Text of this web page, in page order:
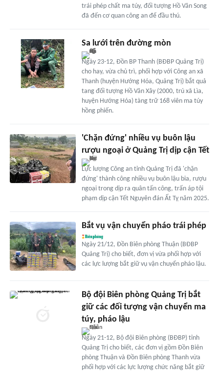
trái phép chất ma túy, đối tượng Hồ Văn Song
đã đến cơ quan công an để đầu thú.
Sa lưới trên đường mòn
Ngày 23-12, Đồn BP Thanh (BĐBP Quảng Trị)
cho hay, vừa chủ trì, phối hợp với Công an xã
Thanh (huyện Hướng Hóa, Quảng Trị) bắt quả
tang đối tượng Hồ Văn Xây (2000, trú xã Lìa,
huyện Hướng Hóa) tàng trữ 168 viên ma túy
hồng phiến.
'Chặn đứng' nhiều vụ buôn lậu
rượu ngoại ở Quảng Trị dịp cận Tết
Lực lượng Công an tỉnh Quảng Trị đã 'chặn
đứng' thành công nhiều vụ buôn lậu bia, rượu
ngoại trong dịp ra quân tấn công, trấn áp tội
phạm dịp cận Tết Nguyên đán Ất Tỵ năm 2025.
Bắt vụ vận chuyển pháo trái phép
Ngày 21/12, Đồn Biên phòng Thuận (BĐBP
Quảng Trị) cho biết, đơn vị vừa phối hợp với
các lực lượng bắt giữ vụ vận chuyển pháo lậu.
Bộ đội Biên phòng Quảng Trị bắt
giữ các đối tượng vận chuyển ma
túy, pháo lậu
Ngày 21-12, Bộ đội Biên phòng (BĐBP) tỉnh
Quảng Trị cho biết, các đơn vị gồm Đồn Biên
phòng Thuận và Đồn Biên phòng Thanh vừa
phối hợp với các lực lượng chức năng bắt giữ